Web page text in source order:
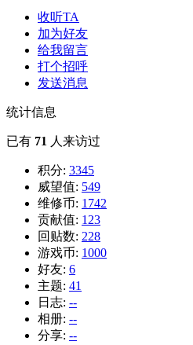
收听TA
加为好友
给我留言
打个招呼
发送消息
统计信息
已有 71 人来访过
积分: 3345
威望值: 549
维修币: 1742
贡献值: 123
回贴数: 228
游戏币: 1000
好友: 6
主题: 41
日志: --
相册: --
分享: --